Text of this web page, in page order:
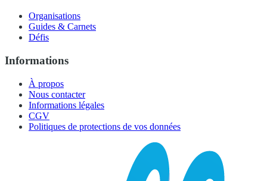
Organisations
Guides & Carnets
Défis
Informations
À propos
Nous contacter
Informations légales
CGV
Politiques de protections de vos données